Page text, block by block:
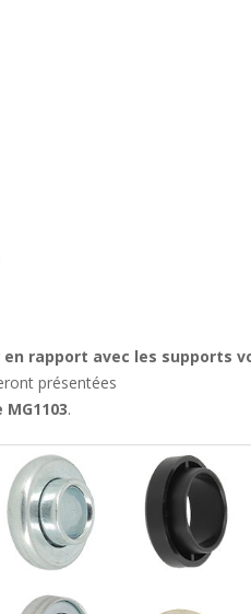
en rapport avec les supports
présentées
.